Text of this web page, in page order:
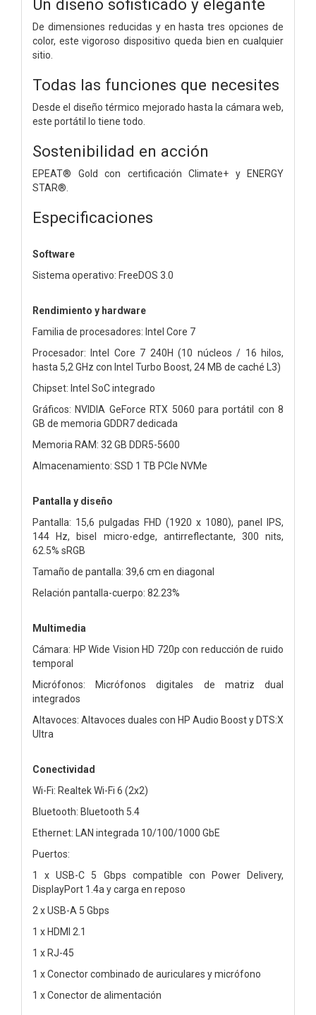
Un diseño sofisticado y elegante
De dimensiones reducidas y en hasta tres opciones de
color, este vigoroso dispositivo queda bien en cualquier
sitio.
Todas las funciones que necesites
Desde el diseño térmico mejorado hasta la cámara web,
este portátil lo tiene todo.
Sostenibilidad en acción
EPEAT® Gold con certificación Climate+ y ENERGY
STAR®.
Especificaciones
Software
Sistema operativo: FreeDOS 3.0
Rendimiento y hardware
Familia de procesadores: Intel Core 7
Procesador: Intel Core 7 240H (10 núcleos / 16 hilos,
hasta 5,2 GHz con Intel Turbo Boost, 24 MB de caché L3)
Chipset: Intel SoC integrado
Gráficos: NVIDIA GeForce RTX 5060 para portátil con 8
GB de memoria GDDR7 dedicada
Memoria RAM: 32 GB DDR5-5600
Almacenamiento: SSD 1 TB PCIe NVMe
Pantalla y diseño
Pantalla: 15,6 pulgadas FHD (1920 x 1080), panel IPS,
144 Hz, bisel micro-edge, antirreflectante, 300 nits,
62.5% sRGB
Tamaño de pantalla: 39,6 cm en diagonal
Relación pantalla-cuerpo: 82.23%
Multimedia
Cámara: HP Wide Vision HD 720p con reducción de ruido
temporal
Micrófonos: Micrófonos digitales de matriz dual
integrados
Altavoces: Altavoces duales con HP Audio Boost y DTS:X
Ultra
Conectividad
Wi-Fi: Realtek Wi-Fi 6 (2x2)
Bluetooth: Bluetooth 5.4
Ethernet: LAN integrada 10/100/1000 GbE
Puertos:
1 x USB-C 5 Gbps compatible con Power Delivery,
DisplayPort 1.4a y carga en reposo
2 x USB-A 5 Gbps
1 x HDMI 2.1
1 x RJ-45
1 x Conector combinado de auriculares y micrófono
1 x Conector de alimentación